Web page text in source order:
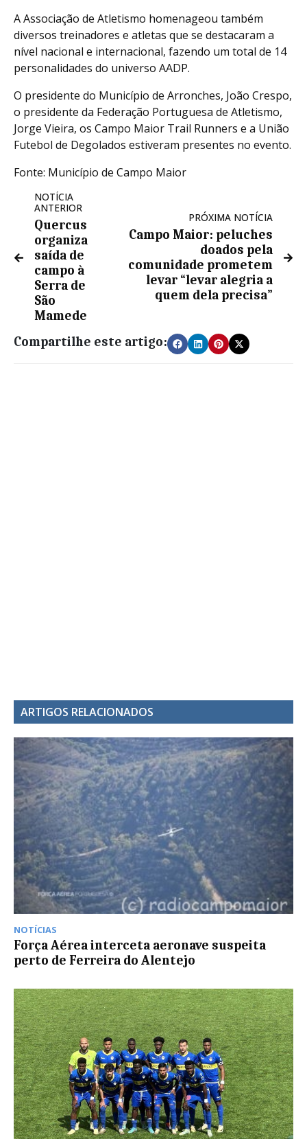
A Associação de Atletismo homenageou também
diversos treinadores e atletas que se destacaram a
nível nacional e internacional, fazendo um total de 14
personalidades do universo AADP.
O presidente do Município de Arronches, João Crespo,
o presidente da Federação Portuguesa de Atletismo,
Jorge Vieira, os Campo Maior Trail Runners e a União
Futebol de Degolados estiveram presentes no evento.
Fonte: Município de Campo Maior
NOTÍCIA
ANTERIOR
Quercus
organiza
saída de
campo à
Serra de
São
Mamede
PRÓXIMA NOTÍCIA
Campo Maior: peluches
doados pela
comunidade prometem
levar “levar alegria a
quem dela precisa”
Compartilhe este artigo:
ARTIGOS RELACIONADOS
NOTÍCIAS
Força Aérea interceta aeronave suspeita
perto de Ferreira do Alentejo